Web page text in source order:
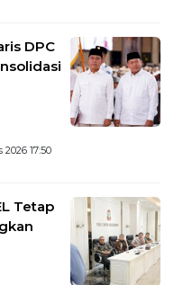
DPC
17:50
Tetap